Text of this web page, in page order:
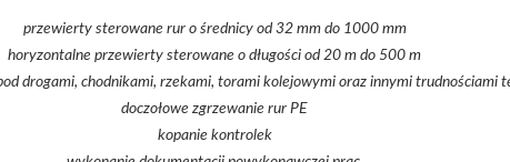
przewierty sterowane rur o średnicy od 32 mm do 1000 mm
horyzontalne przewierty sterowane o długości od 20 m do 500 m
drogami, chodnikami, rzekami, torami kolejowymi oraz innymi trudnościami
doczołowe zgrzewanie rur PE
kopanie kontrolek